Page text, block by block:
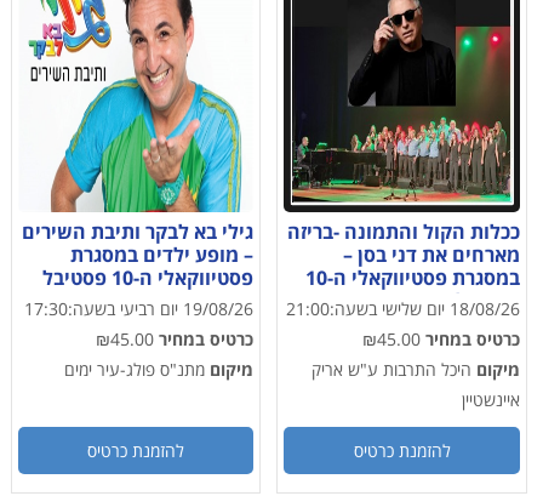
ככלות הקול והתמונה -בריזה
מארחים את דני בסן –
במסגרת פסטיווקאלי ה-10
פסטיבל הזמר העברי
18/08/26 יום שלישי בשעה:21:00
כרטיס במחיר ₪45.00
מיקום היכל התרבות ע"ש אריק
איינשטיין
להזמנת כרטיס
גילי בא לבקר ותיבת השירים
– מופע ילדים במסגרת
פסטיווקאלי ה-10 פסטיבל
הזמר העברי
19/08/26 יום רביעי בשעה:17:30
כרטיס במחיר₪45.00
מיקום מתנ"ס פולג-עיר ימים
להזמנת כרטיס